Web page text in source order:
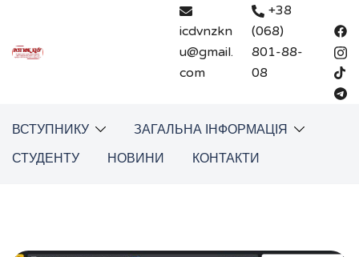
вмісту
icdvnzkn
u@gmail.
com
+38
(068)
801-88-
08
ВСТУПНИКУ
ЗАГАЛЬНА ІНФОРМАЦІЯ
СТУДЕНТУ
НОВИНИ КОНТАКТИ